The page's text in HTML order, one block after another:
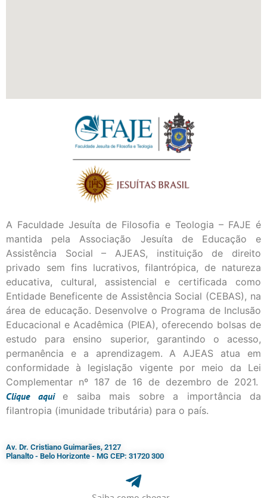
A Faculdade Jesuíta de Filosofia e Teologia – FAJE é
mantida pela Associação Jesuíta de Educação e
Assistência Social – AJEAS, instituição de direito
privado sem fins lucrativos, filantrópica, de natureza
educativa, cultural, assistencial e certificada como
Entidade Beneficente de Assistência Social (CEBAS), na
área de educação. Desenvolve o Programa de Inclusão
Educacional e Acadêmica (PIEA), oferecendo bolsas de
estudo para ensino superior, garantindo o acesso,
permanência e a aprendizagem. A AJEAS atua em
conformidade à legislação vigente por meio da Lei
Complementar nº 187 de 16 de dezembro de 2021.
Cliqueaqui
e saiba mais sobre a importância da
filantropia (imunidade tributária) para o país.
Av. Dr. Cristiano Guimarães, 2127
Planalto - Belo Horizonte - MG CEP: 31720 300